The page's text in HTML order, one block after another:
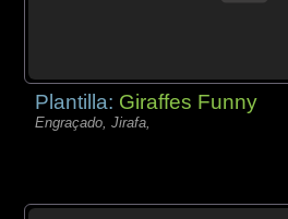
Plantilla: Giraffes Funny
Engraçado, Jirafa,